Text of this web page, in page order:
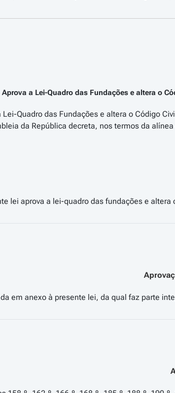
Aprova a Lei-Quadro das Fundações e altera o
Lei-Quadro das Fundações e altera o Código
da República decreta, nos termos da